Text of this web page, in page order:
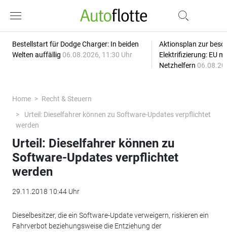
Bestellstart für Dodge Charger: In beiden
Welten auffällig 06.08.2026, 11:30 Uhr
Aktionsplan zur
Elektrifizierung: EU
Netzhelfern
Home
Recht & Steuern
Urteil: Dieselfahrer können zu Software-Updates verpflichtet
werden
Urteil: Dieselfahrer können zu
Software-Updates verpflichtet
werden
29.11.2018 10:44 Uhr
Dieselbesitzer, die ein Software-Update verweigern, riskieren ein
Fahrverbot beziehungsweise die Entziehung der